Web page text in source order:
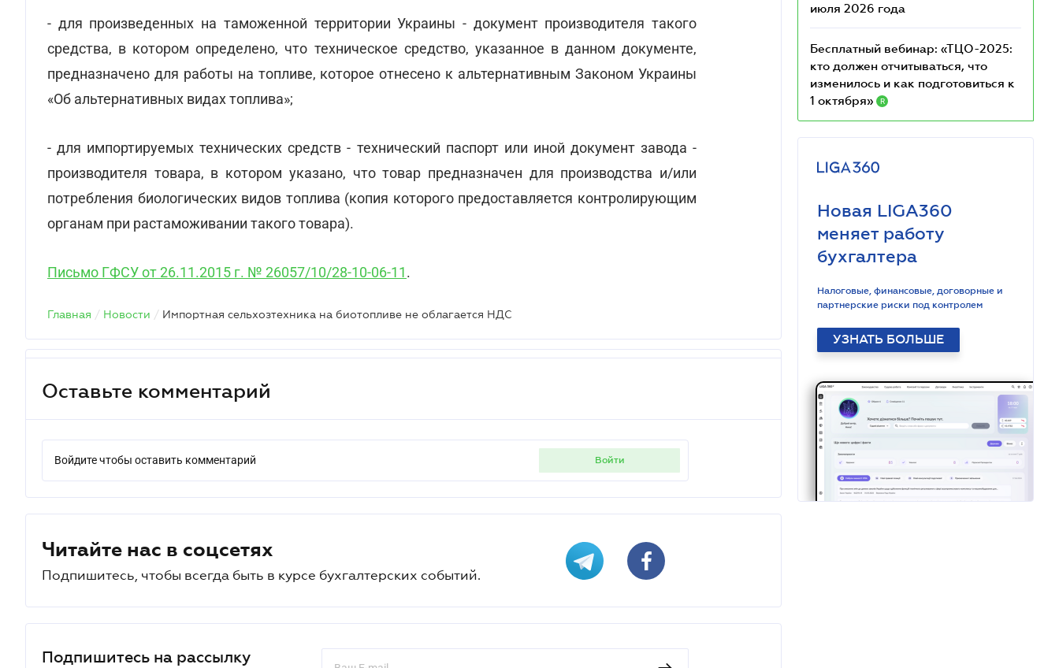
- для произведенных на таможенной территории Украины - документ производителя такого
средства, в котором определено, что техническое средство, указанное в данном документе,
предназначено для работы на топливе, которое отнесено к альтернативным Законом Украины
«Об альтернативных видах топлива»;
- для импортируемых технических средств - технический паспорт или иной документ завода -
производителя товара, в котором указано, что товар предназначен для производства и/или
потребления биологических видов топлива (копия которого предоставляется контролирующим
органам при растаможивании такого товара).
Письмо ГФСУ от 26.11.2015 г. № 26057/10/28-10-06-11.
Главная / Новости / Импортная сельхозтехника на биотопливе не облагается НДС
Оставьте комментарий
Войдите чтобы оставить комментарий войти
Читайте нас в соцсетях
Подпишитесь, чтобы всегда быть в курсе бухгалтерских событий.
Подпишитесь на рассылку
июля 2026 года
Бесплатный вебинар: «ТЦО-2025:
кто должен отчитываться, что
изменилось и как подготовиться к
1 октября»
R
Новая LIGA360
меняет работу
бухгалтера
Налоговые, финансовые, договорные и
партнерские риски под контролем
УЗНАТЬ БОЛЬШЕ